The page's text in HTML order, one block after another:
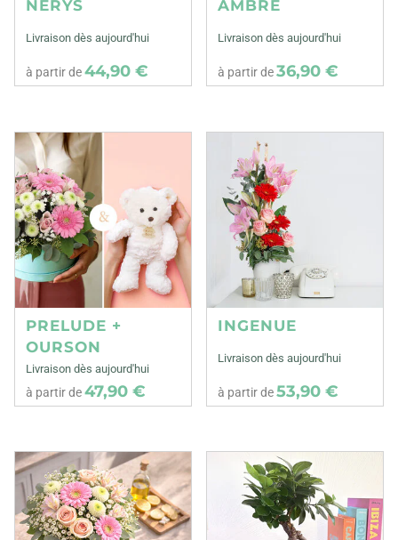
NERYS
Livraison dès aujourd'hui
à partir de44,90 €
AMBRE
Livraison dès aujourd'hui
à partir de36,90 €
PRELUDE +
OURSON
Livraison dès aujourd'hui
à partir de47,90 €
INGENUE
Livraison dès aujourd'hui
à partir de53,90 €